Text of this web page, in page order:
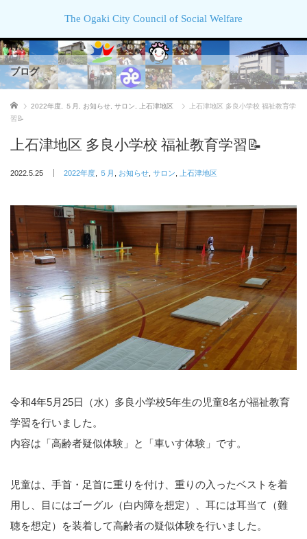
The Ogaki City Council of Social Welfare
ブログ
ホーム 2022年度 ５月 お知らせ サロン 上石津地区
上石津地区 多良小学校 福祉教育学
習📝
上石津地区 多良小学校 福祉教育学習📝
2022.5.25 2022年度 ５月 お知らせ サロン 上石津地区
令和4年5月25日（水）多良小学校5年生の児童8名が福祉教育
学習を行いました。
内容は「高齢者疑似体験」と「車いす体験」です。
児童は、手首・足首に重りを付け、重りの入ったベストを着
用し、目にはゴーグル（白内障を想定）、耳には耳当て（難
聴を想定）を装着して高齢者の疑似体験を行いました。